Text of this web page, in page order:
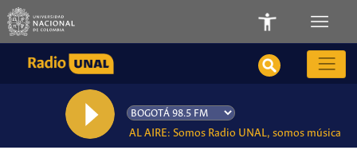
AL AIRE: Somos Radio UNAL, somos música